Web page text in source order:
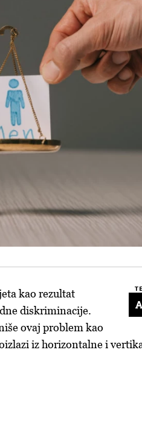
kao rezultat
diskriminacije.
ovaj problem kao
iz horizontalne i